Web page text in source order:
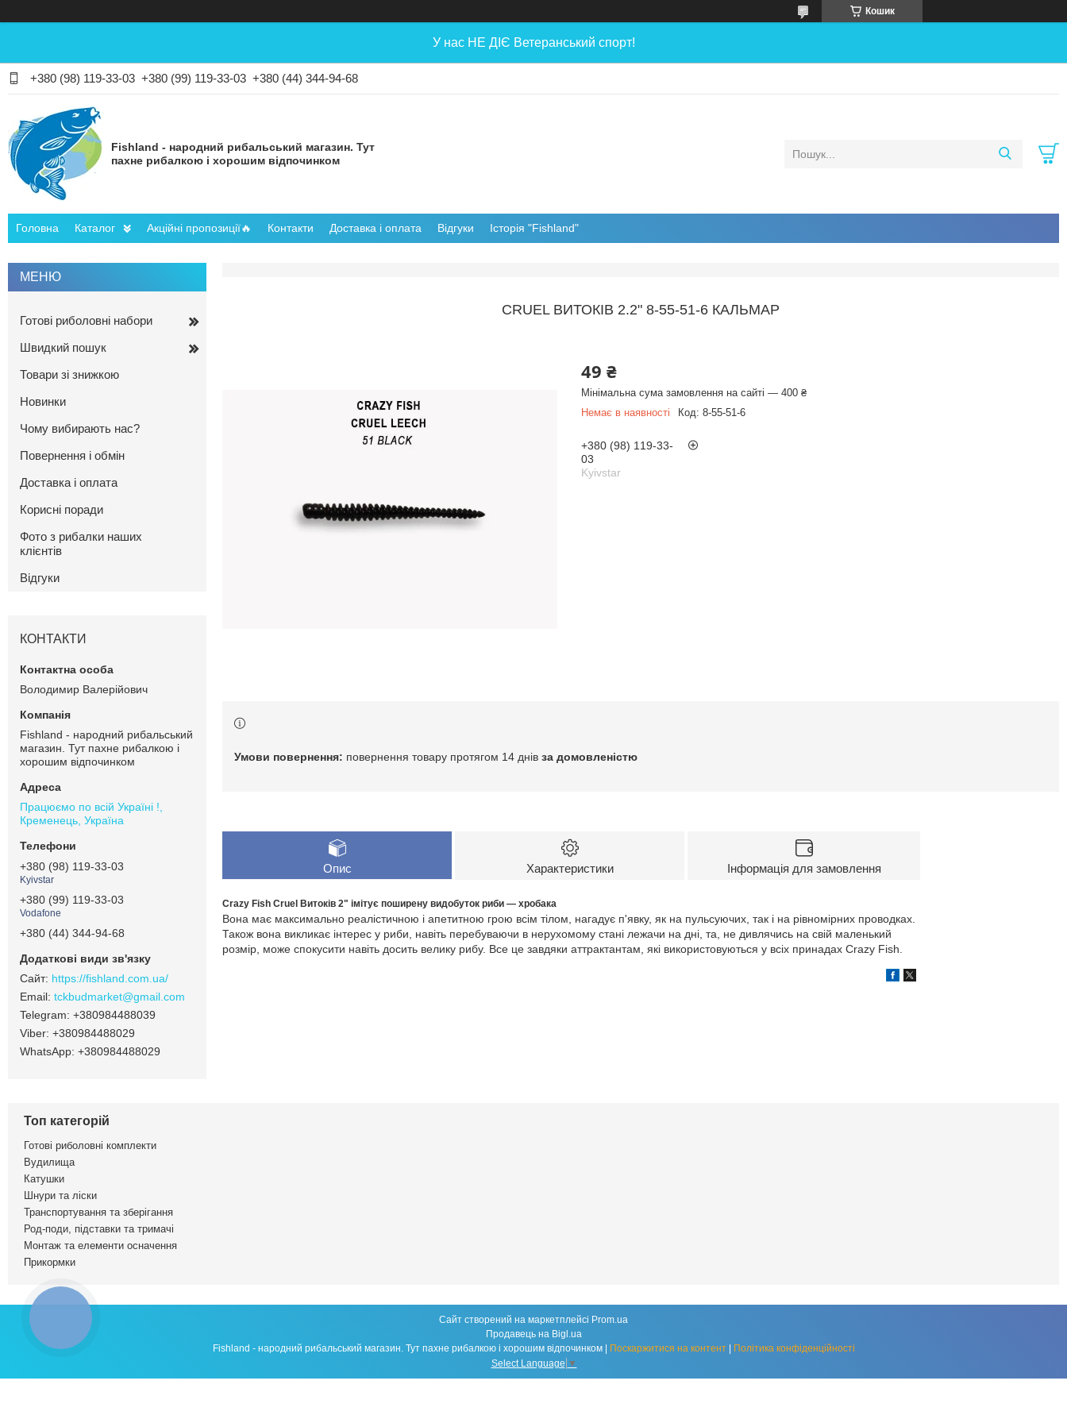
Кошик
У нас НЕ ДІЄ Ветеранський спорт!
+380 (98) 119-33-03 +380 (99) 119-33-03 +380 (44) 344-94-68
Fishland - народний рибальський магазин. Тут
пахне рибалкою і хорошим відпочинком
Головна Каталог Акційні пропозиції🔥 Контакти Доставка і оплата Відгуки Історія "Fishland"
CRUEL ВИТОКІВ 2.2" 8-55-51-6 КАЛЬМАР
49 ₴
Мінімальна сума замовлення на сайті — 400 ₴
Немає в наявності
Код: 8-55-51-6
+380 (98) 119-33-
03
Kyivstar
повернення товару протягом 14 днів за домовленістю
Опис Характеристики Інформація для замовлення
Crazy Fish Cruel Витоків 2" імітує поширену видобуток риби — хробака
Вона має максимально реалістичною і апетитною грою всім тілом, нагадує п'явку, як на пульсуючих, так і на рівномірних проводках.
Також вона викликає інтерес у риби, навіть перебуваючи в нерухомому стані лежачи на дні, та, не дивлячись на свій маленький
розмір, може спокусити навіть досить велику рибу. Все це завдяки аттрактантам, які використовуються у всіх принадах Crazy Fish.
Готові риболовні набори
Швидкий пошук
Товари зі знижкою
Новинки
Чому вибирають нас?
Повернення і обмін
Доставка і оплата
Корисні поради
Фото з рибалки наших
клієнтів
Відгуки
КОНТАКТИ
Володимир Валерійович
Fishland - народний рибальський
магазин. Тут пахне рибалкою і
хорошим відпочинком
Працюємо по всій Україні !,
Кременець, Україна
+380 (98) 119-33-03
Kyivstar
+380 (99) 119-33-03
Vodafone
+380 (44) 344-94-68
https://fishland.com.ua/
tckbudmarket@gmail.com
+380984488039
+380984488029
+380984488029
Топ категорій
Готові риболовні комплекти
Вудилища
Катушки
Шнури та ліски
Транспортування та зберігання
Род-поди, підставки та тримачі
Монтаж та елементи осначення
Прикормки
Сайт створений на маркетплейсі Prom.ua
Продавець на Bigl.ua
Поскаржитися на контент
Політика конфіденційності
Select Language ▼